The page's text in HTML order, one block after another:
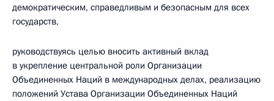
демократическим, справедливым и безопасным для всех
государств,
руководствуясь целью вносить активный вклад
в укрепление центральной роли Организации
Объединенных Наций в международных делах, реализацию
положений Устава Организации Объединенных Наций